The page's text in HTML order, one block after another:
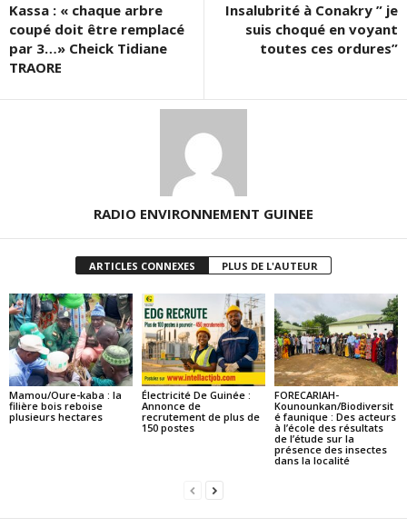
Kassa : « chaque arbre
coupé doit être remplacé
par 3…» Cheick Tidiane
TRAORE
Insalubrité à Conakry ” je
suis choqué en voyant
toutes ces ordures”
RADIO ENVIRONNEMENT GUINEE
ARTICLES CONNEXES PLUS DE L'AUTEUR
Mamou/Oure-kaba : la
filière bois reboise
plusieurs hectares
Électricité De Guinée :
Annonce de
recrutement de plus de
150 postes
FORECARIAH-
Kounounkan/Biodiversit
é faunique : Des acteurs
à l’école des résultats
de l’étude sur la
présence des insectes
dans la localité